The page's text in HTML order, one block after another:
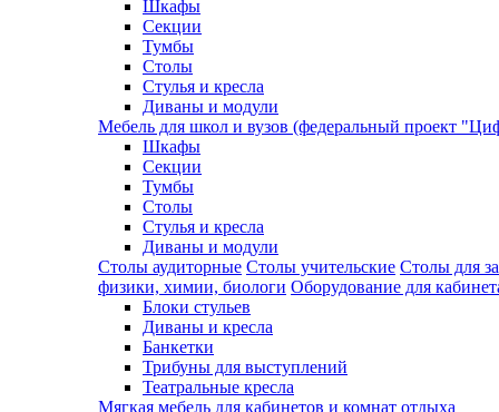
Шкафы
Секции
Тумбы
Столы
Стулья и кресла
Диваны и модули
Мебель для школ и вузов (федеральный проект
Шкафы
Секции
Тумбы
Столы
Стулья и кресла
Диваны и модули
Столы аудиторные Столы учительские Столы для
физики, химии, биологи Оборудование для
Блоки стульев
Диваны и кресла
Банкетки
Трибуны для выступлений
Театральные кресла
Мягкая мебель для кабинетов и комнат отдыха